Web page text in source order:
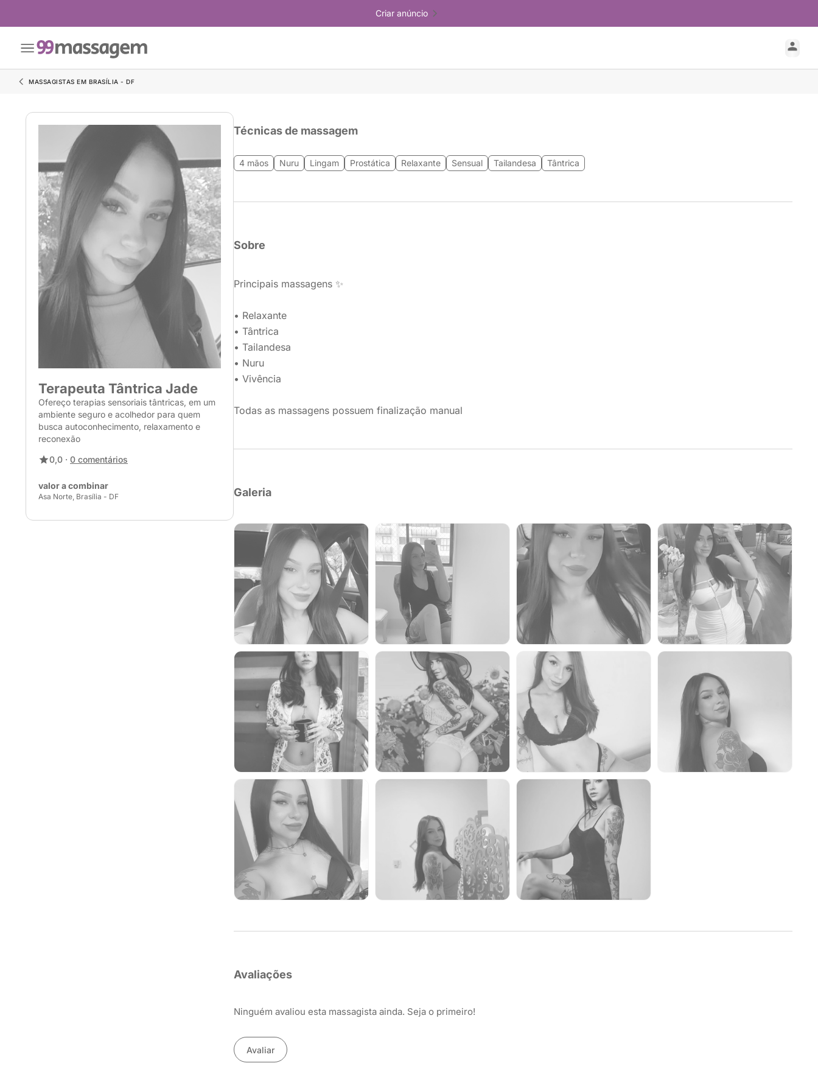
Criar anúncio
MASSAGISTAS EM BRASÍLIA - DF
Terapeuta Tântrica Jade
Ofereço terapias sensoriais tântricas, em um
ambiente seguro e acolhedor para quem
busca autoconhecimento, relaxamento e
reconexão
0,0 · 0 comentários
valor a combinar
Asa Norte, Brasília - DF
Técnicas de massagem
4 mãos Nuru Lingam Prostática Relaxante Sensual Tailandesa Tântrica
Sobre
Principais massagens ✨
• Relaxante
• Tântrica
• Tailandesa
• Nuru
• Vivência
Todas as massagens possuem finalização manual
Galeria
Avaliações
Ninguém avaliou esta massagista ainda. Seja o primeiro!
Avaliar